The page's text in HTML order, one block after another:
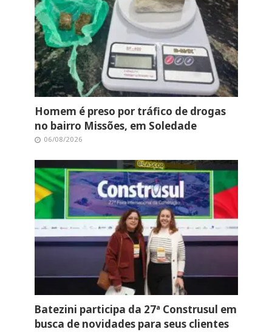
Homem é preso por tráfico de drogas
no bairro Missões, em Soledade
06/08/2026
Batezini participa da 27ª Construsul em
busca de novidades para seus clientes